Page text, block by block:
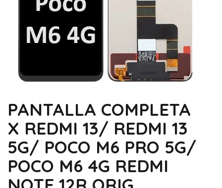
PANTALLA COMPLETA
X REDMI 13/ REDMI 13
5G/ POCO M6 PRO 5G/
POCO M6 4G REDMI